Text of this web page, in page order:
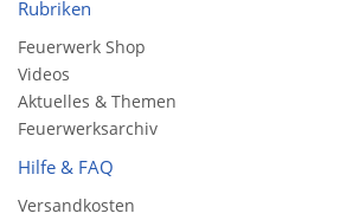
Rubriken
Feuerwerk Shop
Videos
Aktuelles & Themen
Feuerwerksarchiv
Hilfe & FAQ
Versandkosten